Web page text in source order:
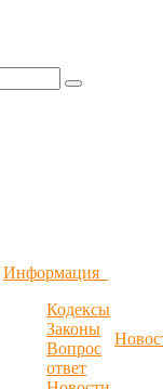
Информация
Кодексы
Законы
Вопрос
ответ